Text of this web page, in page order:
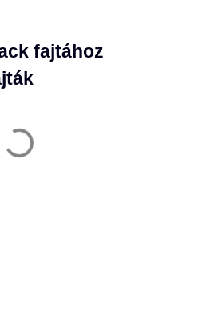
fajtához